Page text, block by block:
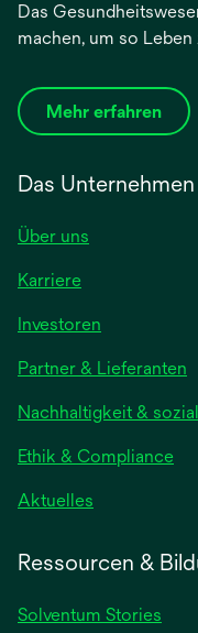
Das
machen, um so Leben
Mehr erfahren
Das Unternehmen
Über uns
Karriere
Investoren
Partner & Lieferanten
Nachhaltigkeit &
Ethik & Compliance
Aktuelles
Ressourcen &
Solventum Stories